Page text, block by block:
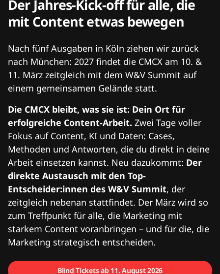
Der Jahres-Kick-off für alle, die
mit Content etwas bewegen
Nach fünf Ausgaben in Köln ziehen wir zurück
nach München: 2027 findet die CMCX am 10. &
11. März zeitgleich mit dem W&V Summit auf
einem gemeinsamen Gelände statt.
Die CMCX bleibt, was sie ist: Dein Ort für
erfolgreiche Content-Arbeit. Zwei Tage voller
Fokus auf Content, KI und Daten: Cases,
Methoden und Antworten, die du direkt in deine
Arbeit einsetzen kannst. Neu dazukommt: Der
direkte Austausch mit den Top-
Entscheider:innen des W&V Summit, der
zeitgleich nebenan stattfindet. Der März wird so
zum Treffpunkt für alle, die Marketing mit
starkem Content voranbringen – und für die, die
Marketing strategisch entscheiden.
Blind Tickets ab 11. August 2026